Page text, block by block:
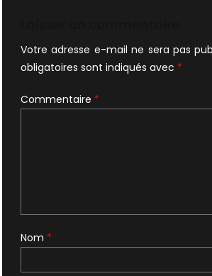
Votre adresse e-mail ne sera pas
obligatoires sont indiqués avec *
Commentaire *
Nom *